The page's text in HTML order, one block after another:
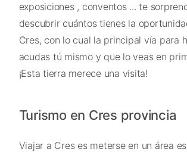
exposiciones , conventos ... te
descubrir cuántos tienes la
Cres, con lo cual la principal vía para
acudas tú mismo y que lo veas en
¡Esta tierra merece una visita!
Turismo en Cres provincia
Viajar a Cres es meterse en un área